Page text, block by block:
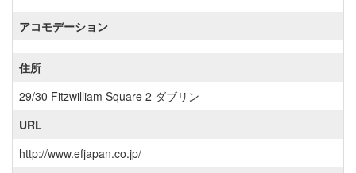
アコモデーション
住所
29/30 Fitzwilliam Square 2 ダブリン
URL
http://www.efjapan.co.jp/